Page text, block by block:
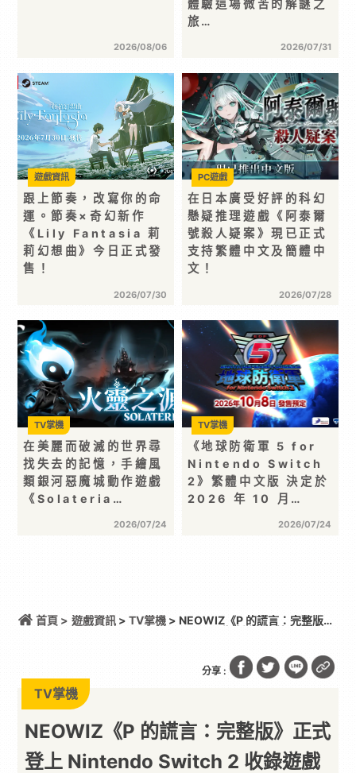
2026/08/06
體驗這場微苦的解謎之
旅…
2026/07/31
跟上節奏，改寫你的命
運。節奏×奇幻新作
《Lily Fantasia 莉
莉幻想曲》今日正式發
售！
2026/07/30
遊戲資訊
在日本廣受好評的科幻
懸疑推理遊戲《阿泰爾
號殺人疑案》現已正式
支持繁體中文及簡體中
文！
2026/07/28
PC遊戲
在美麗而破滅的世界尋
找失去的記憶，手繪風
類銀河惡魔城動作遊戲
《Solateria…
2026/07/24
TV掌機
《地球防衛軍 5 for
Nintendo Switch
2》繁體中文版 決定於
2026 年 10 月…
2026/07/24
TV掌機
首頁 > 遊戲資訊> TV掌機> NEOWIZ《P 的謊言：完整版》
分享 :
TV掌機
NEOWIZ《P 的謊言：完整版》正式
登上 Nintendo Switch 2 收錄遊戲